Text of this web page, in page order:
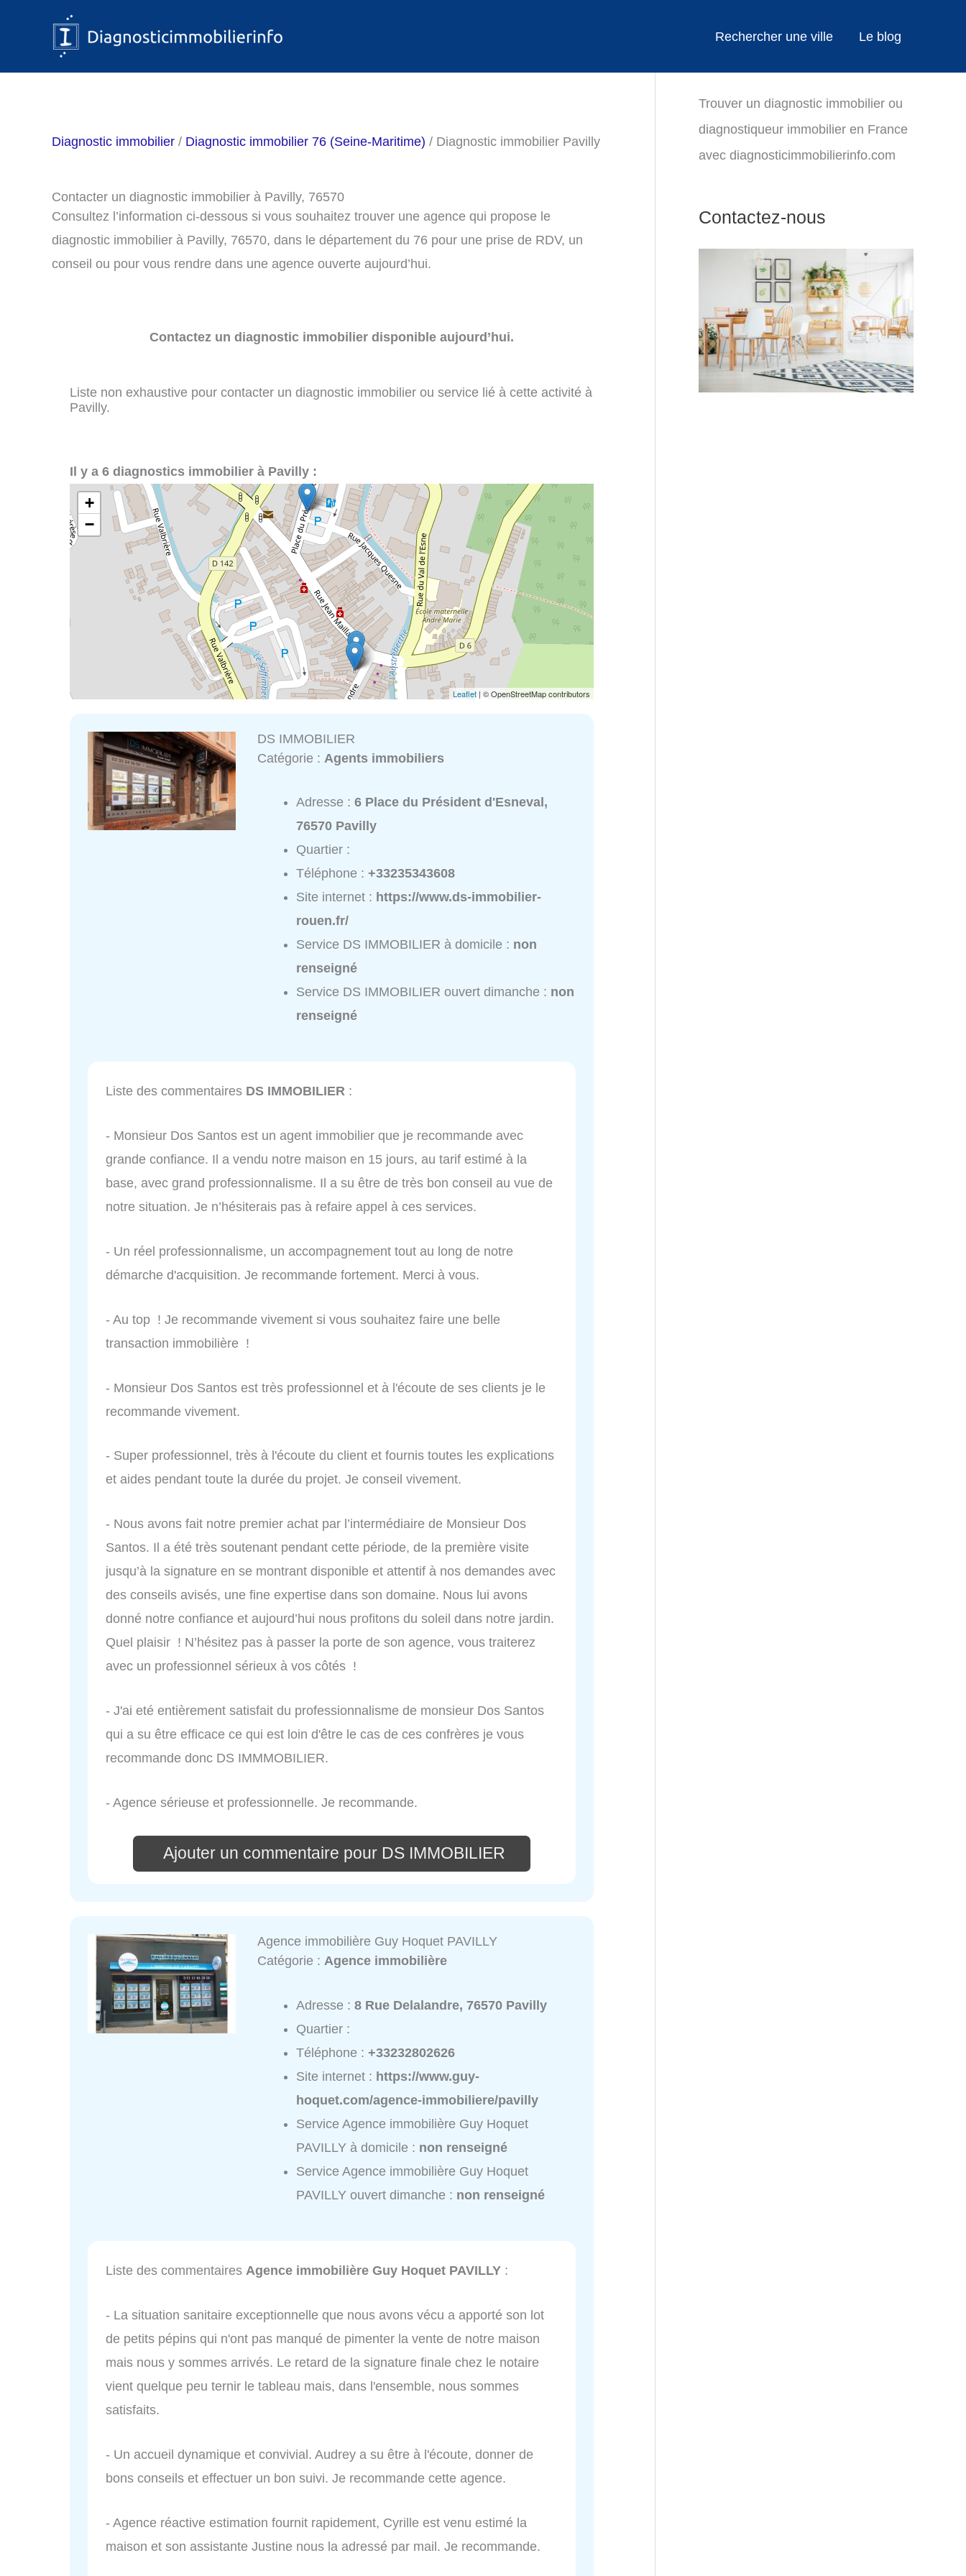
Rechercher une ville Le blog
Diagnostic immobilier / Diagnostic immobilier 76 (Seine-Maritime) / Diagnostic immobilier Pavilly
Contacter un diagnostic immobilier à Pavilly, 76570
Consultez l’information ci-dessous si vous souhaitez trouver une agence qui propose le
diagnostic immobilier à Pavilly, 76570, dans le département du 76 pour une prise de RDV, un
conseil ou pour vous rendre dans une agence ouverte aujourd’hui.
Contactez un diagnostic immobilier disponible aujourd’hui.
Liste non exhaustive pour contacter un diagnostic immobilier ou service lié à cette activité à
Pavilly.
Il y a 6 diagnostics immobilier à Pavilly :
+
−
Leaflet | © OpenStreetMap contributors
DS IMMOBILIER
Catégorie : Agents immobiliers
Adresse :6 Place du Président d'Esneval,
76570 Pavilly
Quartier :
Téléphone :+33235343608
Site internet : https://www.ds-immobilier-
rouen.fr/
Service DS IMMOBILIER à domicile : non
renseigné
Service DS IMMOBILIER ouvert dimanche : non
renseigné
Liste des commentaires DS IMMOBILIER :
- Monsieur Dos Santos est un agent immobilier que je recommande avec
grande confiance. Il a vendu notre maison en 15 jours, au tarif estimé à la
base, avec grand professionnalisme. Il a su être de très bon conseil au vue de
notre situation. Je n’hésiterais pas à refaire appel à ces services.
- Un réel professionnalisme, un accompagnement tout au long de notre
démarche d'acquisition. Je recommande fortement. Merci à vous.
- Au top ! Je recommande vivement si vous souhaitez faire une belle
transaction immobilière !
- Monsieur Dos Santos est très professionnel et à l'écoute de ses clients je le
recommande vivement.
- Super professionnel, très à l'écoute du client et fournis toutes les explications
et aides pendant toute la durée du projet. Je conseil vivement.
- Nous avons fait notre premier achat par l’intermédiaire de Monsieur Dos
Santos. Il a été très soutenant pendant cette période, de la première visite
jusqu’à la signature en se montrant disponible et attentif à nos demandes avec
des conseils avisés, une fine expertise dans son domaine. Nous lui avons
donné notre confiance et aujourd’hui nous profitons du soleil dans notre jardin.
Quel plaisir ! N’hésitez pas à passer la porte de son agence, vous traiterez
avec un professionnel sérieux à vos côtés !
- J'ai eté entièrement satisfait du professionnalisme de monsieur Dos Santos
qui a su être efficace ce qui est loin d'être le cas de ces confrères je vous
recommande donc DS IMMMOBILIER.
- Agence sérieuse et professionnelle. Je recommande.
Ajouter un commentaire pour DS IMMOBILIER
Agence immobilière Guy Hoquet PAVILLY
Catégorie :Agence immobilière
Adresse :8 Rue Delalandre, 76570 Pavilly
Quartier :
Téléphone :+33232802626
Site internet : https://www.guy-
hoquet.com/agence-immobiliere/pavilly
Service Agence immobilière Guy Hoquet
PAVILLY à domicile : non renseigné
Service Agence immobilière Guy Hoquet
PAVILLY ouvert dimanche : non renseigné
Liste des commentaires Agence immobilière Guy Hoquet PAVILLY :
- La situation sanitaire exceptionnelle que nous avons vécu a apporté son lot
de petits pépins qui n'ont pas manqué de pimenter la vente de notre maison
mais nous y sommes arrivés. Le retard de la signature finale chez le notaire
vient quelque peu ternir le tableau mais, dans l'ensemble, nous sommes
satisfaits.
- Un accueil dynamique et convivial. Audrey a su être à l'écoute, donner de
bons conseils et effectuer un bon suivi. Je recommande cette agence.
- Agence réactive estimation fournit rapidement, Cyrille est venu estimé la
maison et son assistante Justine nous la adressé par mail. Je recommande.
Trouver un diagnostic immobilier ou
diagnostiqueur immobilier en France
avec diagnosticimmobilierinfo.com
Contactez-nous